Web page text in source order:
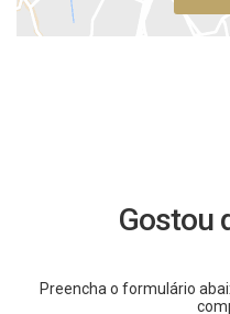
Gostou
Preencha o formulário